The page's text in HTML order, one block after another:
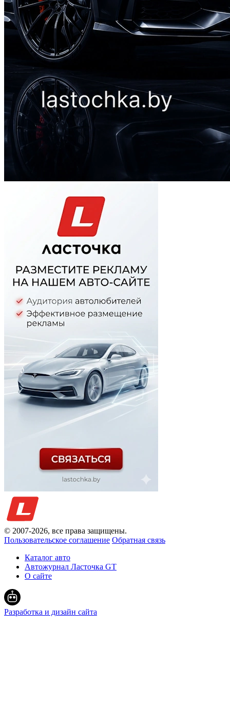
© 2007-2026, все права защищены.
Пользовательское соглашение Обратная связь
Каталог авто
Автожурнал Ласточка GT
О сайте
Разработка и дизайн сайта